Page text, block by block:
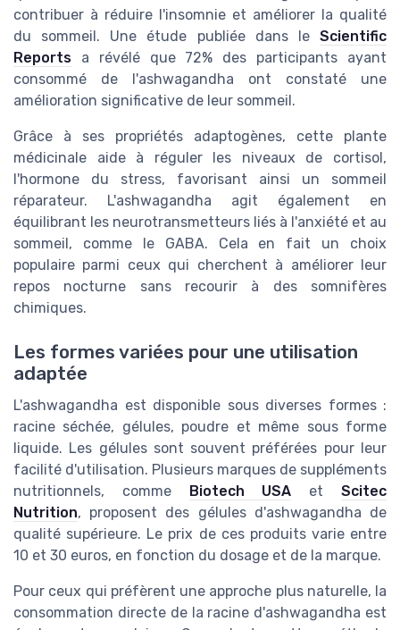
contribuer à réduire l'insomnie et améliorer la qualité
du sommeil. Une étude publiée dans le Scientific
Reports a révélé que 72% des participants ayant
consommé de l'ashwagandha ont constaté une
amélioration significative de leur sommeil.
Grâce à ses propriétés adaptogènes, cette plante
médicinale aide à réguler les niveaux de cortisol,
l'hormone du stress, favorisant ainsi un sommeil
réparateur. L'ashwagandha agit également en
équilibrant les neurotransmetteurs liés à l'anxiété et au
sommeil, comme le GABA. Cela en fait un choix
populaire parmi ceux qui cherchent à améliorer leur
repos nocturne sans recourir à des somnifères
chimiques.
Les formes variées pour une utilisation
adaptée
L'ashwagandha est disponible sous diverses formes :
racine séchée, gélules, poudre et même sous forme
liquide. Les gélules sont souvent préférées pour leur
facilité d'utilisation. Plusieurs marques de suppléments
nutritionnels, comme Biotech USA etScitec
Nutrition, proposent des gélules d'ashwagandha de
qualité supérieure. Le prix de ces produits varie entre
10 et 30 euros, en fonction du dosage et de la marque.
Pour ceux qui préfèrent une approche plus naturelle, la
consommation directe de la racine d'ashwagandha est